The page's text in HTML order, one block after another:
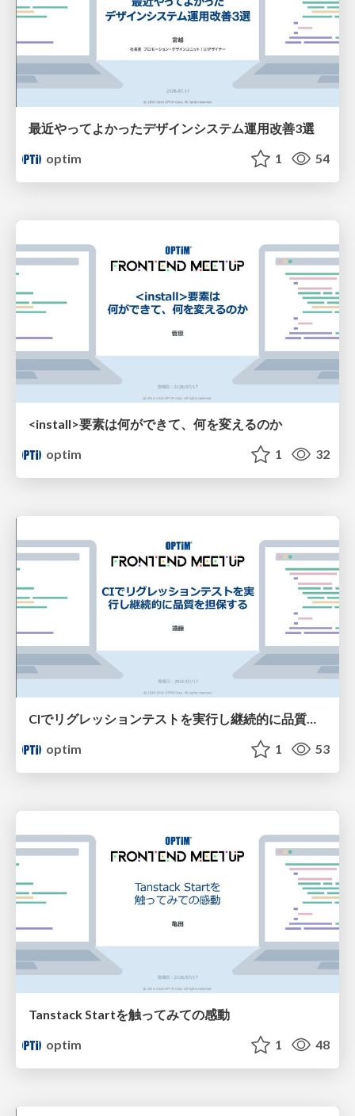
最近やってよかったデザインシステム運用改善3選
optim
1 54
<install>要素は​何ができて、何を変えるのか​
optim
1 32
CIでリグレッションテストを実行し継続的に品質を担保する
optim
1 53
Tanstack Startを触ってみての感動
optim
1 48